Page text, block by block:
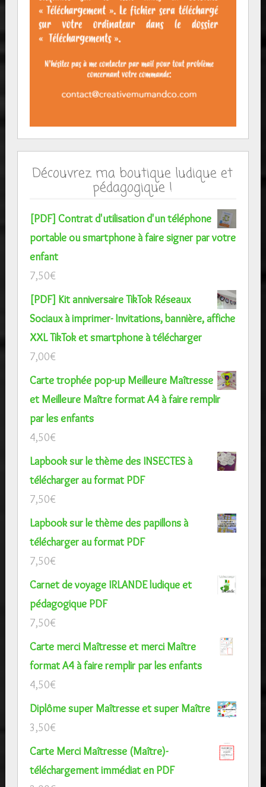
Découvrez ma boutique ludique et
pédagogique !
[PDF] Contrat d'utilisation d'un téléphone
portable ou smartphone à faire signer par votre
enfant
7,50€
[PDF] Kit anniversaire TikTok Réseaux
Sociaux à imprimer- Invitations, bannière, affiche
XXL TikTok et smartphone à télécharger
7,00€
Carte trophée pop-up Meilleure Maîtresse
et Meilleure Maître format A4 à faire remplir
par les enfants
4,50€
Lapbook sur le thème des INSECTES à
télécharger au format PDF
7,50€
Lapbook sur le thème des papillons à
télécharger au format PDF
7,50€
Carnet de voyage IRLANDE ludique et
pédagogique PDF
7,50€
Carte merci Maîtresse et merci Maître
format A4 à faire remplir par les enfants
4,50€
Diplôme super Maîtresse et super Maître
3,50€
Carte Merci Maîtresse (Maître)-
téléchargement immédiat en PDF